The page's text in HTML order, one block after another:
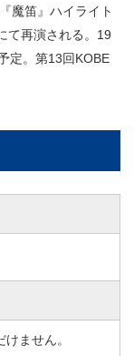
魔笛』ハイライト
て再演される。19
定。第13回KOBE
ません。